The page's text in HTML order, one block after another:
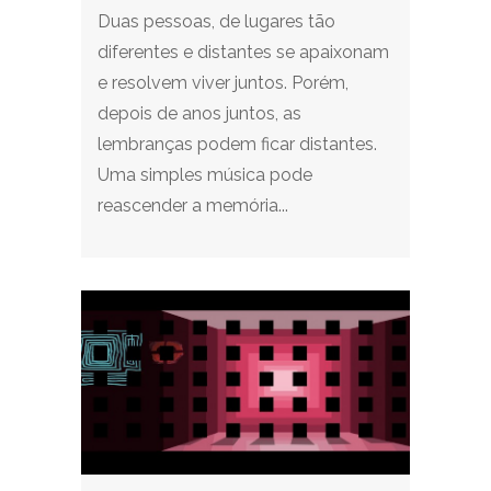
Duas pessoas, de lugares tão
diferentes e distantes se apaixonam
e resolvem viver juntos. Porém,
depois de anos juntos, as
lembranças podem ficar distantes.
Uma simples música pode
reascender a memória...